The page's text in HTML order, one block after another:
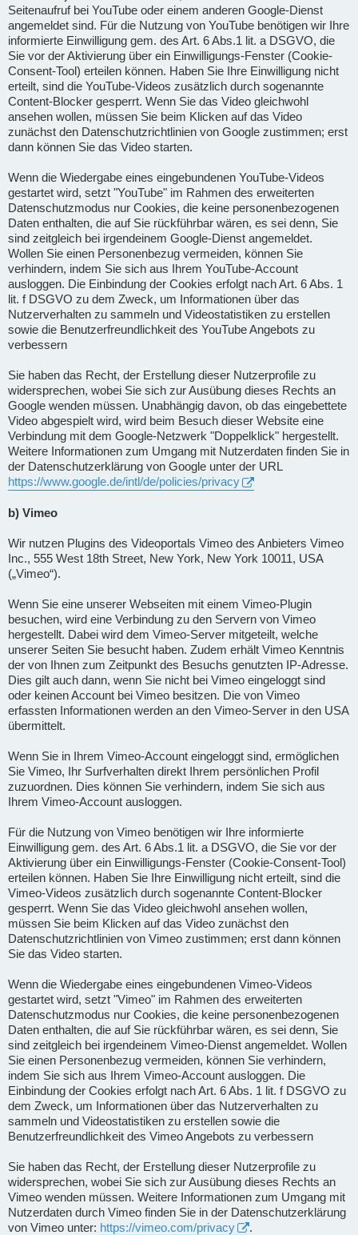
Seitenaufruf bei YouTube oder einem anderen Google-Dienst
angemeldet sind. Für die Nutzung von YouTube benötigen wir Ihre
informierte Einwilligung gem. des Art. 6 Abs.1 lit. a DSGVO, die
Sie vor der Aktivierung über ein Einwilligungs-Fenster (Cookie-
Consent-Tool) erteilen können. Haben Sie Ihre Einwilligung nicht
erteilt, sind die YouTube-Videos zusätzlich durch sogenannte
Content-Blocker gesperrt. Wenn Sie das Video gleichwohl
ansehen wollen, müssen Sie beim Klicken auf das Video
zunächst den Datenschutzrichtlinien von Google zustimmen; erst
dann können Sie das Video starten.
Wenn die Wiedergabe eines eingebundenen YouTube-Videos
gestartet wird, setzt "YouTube" im Rahmen des erweiterten
Datenschutzmodus nur Cookies, die keine personenbezogenen
Daten enthalten, die auf Sie rückführbar wären, es sei denn, Sie
sind zeitgleich bei irgendeinem Google-Dienst angemeldet.
Wollen Sie einen Personenbezug vermeiden, können Sie
verhindern, indem Sie sich aus Ihrem YouTube-Account
ausloggen. Die Einbindung der Cookies erfolgt nach Art. 6 Abs. 1
lit. f DSGVO zu dem Zweck, um Informationen über das
Nutzerverhalten zu sammeln und Videostatistiken zu erstellen
sowie die Benutzerfreundlichkeit des YouTube Angebots zu
verbessern
Sie haben das Recht, der Erstellung dieser Nutzerprofile zu
widersprechen, wobei Sie sich zur Ausübung dieses Rechts an
Google wenden müssen. Unabhängig davon, ob das eingebettete
Video abgespielt wird, wird beim Besuch dieser Website eine
Verbindung mit dem Google-Netzwerk "Doppelklick" hergestellt.
Weitere Informationen zum Umgang mit Nutzerdaten finden Sie in
der Datenschutzerklärung von Google unter der URL
https://www.google.de/intl/de/policies/privacy
b) Vimeo
Wir nutzen Plugins des Videoportals Vimeo des Anbieters Vimeo
Inc., 555 West 18th Street, New York, New York 10011, USA
(„Vimeo“).
Wenn Sie eine unserer Webseiten mit einem Vimeo-Plugin
besuchen, wird eine Verbindung zu den Servern von Vimeo
hergestellt. Dabei wird dem Vimeo-Server mitgeteilt, welche
unserer Seiten Sie besucht haben. Zudem erhält Vimeo Kenntnis
der von Ihnen zum Zeitpunkt des Besuchs genutzten IP-Adresse.
Dies gilt auch dann, wenn Sie nicht bei Vimeo eingeloggt sind
oder keinen Account bei Vimeo besitzen. Die von Vimeo
erfassten Informationen werden an den Vimeo-Server in den USA
übermittelt.
Wenn Sie in Ihrem Vimeo-Account eingeloggt sind, ermöglichen
Sie Vimeo, Ihr Surfverhalten direkt Ihrem persönlichen Profil
zuzuordnen. Dies können Sie verhindern, indem Sie sich aus
Ihrem Vimeo-Account ausloggen.
Für die Nutzung von Vimeo benötigen wir Ihre informierte
Einwilligung gem. des Art. 6 Abs.1 lit. a DSGVO, die Sie vor der
Aktivierung über ein Einwilligungs-Fenster (Cookie-Consent-Tool)
erteilen können. Haben Sie Ihre Einwilligung nicht erteilt, sind die
Vimeo-Videos zusätzlich durch sogenannte Content-Blocker
gesperrt. Wenn Sie das Video gleichwohl ansehen wollen,
müssen Sie beim Klicken auf das Video zunächst den
Datenschutzrichtlinien von Vimeo zustimmen; erst dann können
Sie das Video starten.
Wenn die Wiedergabe eines eingebundenen Vimeo-Videos
gestartet wird, setzt "Vimeo" im Rahmen des erweiterten
Datenschutzmodus nur Cookies, die keine personenbezogenen
Daten enthalten, die auf Sie rückführbar wären, es sei denn, Sie
sind zeitgleich bei irgendeinem Vimeo-Dienst angemeldet. Wollen
Sie einen Personenbezug vermeiden, können Sie verhindern,
indem Sie sich aus Ihrem Vimeo-Account ausloggen. Die
Einbindung der Cookies erfolgt nach Art. 6 Abs. 1 lit. f DSGVO zu
dem Zweck, um Informationen über das Nutzerverhalten zu
sammeln und Videostatistiken zu erstellen sowie die
Benutzerfreundlichkeit des Vimeo Angebots zu verbessern
Sie haben das Recht, der Erstellung dieser Nutzerprofile zu
widersprechen, wobei Sie sich zur Ausübung dieses Rechts an
Vimeo wenden müssen. Weitere Informationen zum Umgang mit
Nutzerdaten durch Vimeo finden Sie in der Datenschutzerklärung
von Vimeo unter: https://vimeo.com/privacy .